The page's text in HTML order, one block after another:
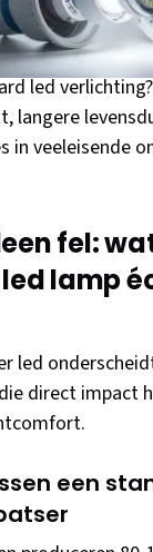
leveren
led
langere
in veeleisende
fel:
lamp
led
direct impact
een